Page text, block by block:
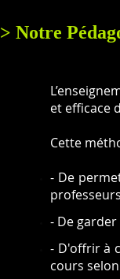
> Notre
et efficace
Cette
- De
- De
- D'offrir à
cours